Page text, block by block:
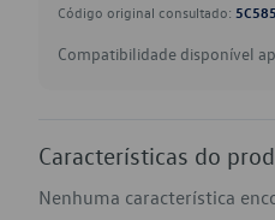
Código original consultado:
Compatibilidade disponível
Características do
Nenhuma característica